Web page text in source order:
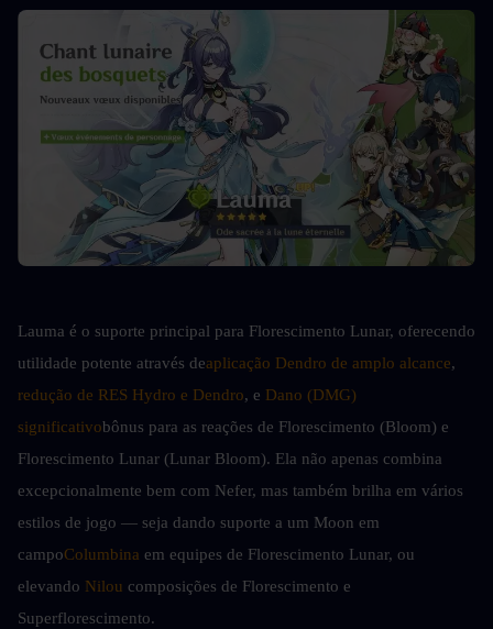
Lauma é o suporte principal para Florescimento Lunar, oferecendo
utilidade potente através deaplicação Dendro de amplo alcance
redução de RES Hydro e Dendro, e Dano (DMG)
significativobônus para as reações de Florescimento (Bloom) e
Florescimento Lunar (Lunar Bloom). Ela não apenas combina
excepcionalmente bem com Nefer, mas também brilha em vários
estilos de jogo — seja dando suporte a um Moon em
campoColumbina em equipes de Florescimento Lunar, ou
elevando Nilou composições de Florescimento e
Superflorescimento.